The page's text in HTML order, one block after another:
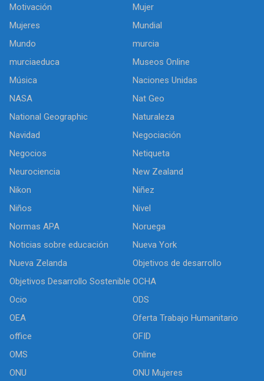
Motivación
Mujer
Mujeres
Mundial
Mundo
murcia
murciaeduca
Museos Online
Música
Naciones Unidas
NASA
Nat Geo
National Geographic
Naturaleza
Navidad
Negociación
Negocios
Netiqueta
Neurociencia
New Zealand
Nikon
Niñez
Niños
Nivel
Normas APA
Noruega
Noticias sobre educación
Nueva York
Nueva Zelanda
Objetivos de desarrollo
Objetivos Desarrollo Sostenible OCHA
Ocio
ODS
OEA
Oferta Trabajo Humanitario
office
OFID
OMS
Online
ONU
ONU Mujeres